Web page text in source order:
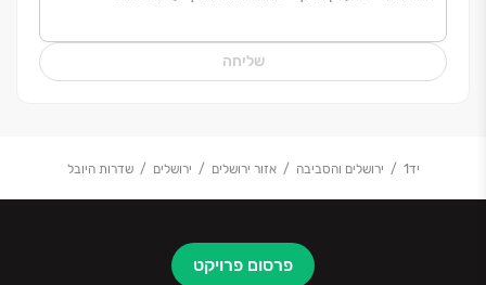
שליחה
יד1 ירושלים והסביבה אזור ירושלים ירושלים שדרות היובל
פרסום פרויקט